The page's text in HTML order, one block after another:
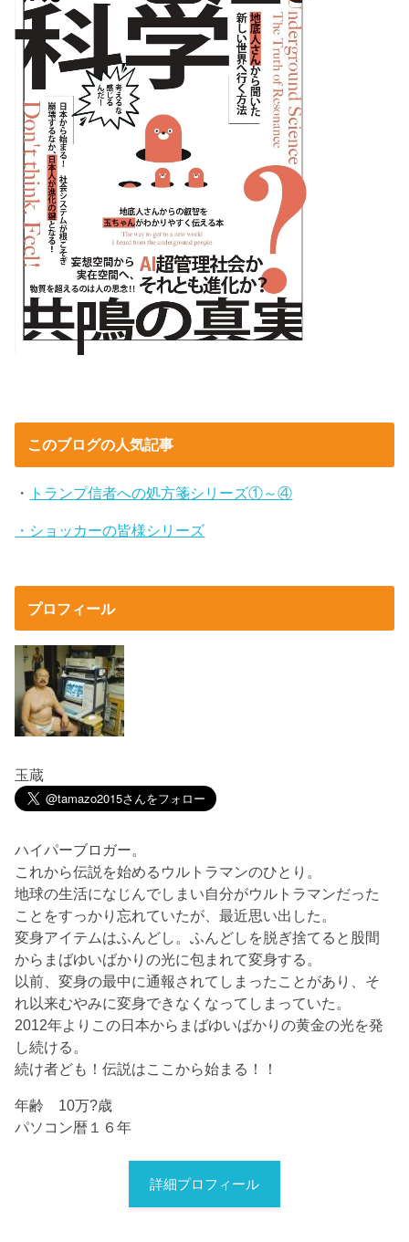
このブログの人気記事
・ トランプ信者への処方箋シリーズ①～④
・ショッカーの皆様シリーズ
プロフィール
玉蔵
ハイパーブロガー。
これから伝説を始めるウルトラマンのひとり。
地球の生活になじんでしまい自分がウルトラマンだった
ことをすっかり忘れていたが、最近思い出した。
変身アイテムはふんどし。ふんどしを脱ぎ捨てると股間
からまばゆいばかりの光に包まれて変身する。
以前、変身の最中に通報されてしまったことがあり、そ
れ以来むやみに変身できなくなってしまっていた。
2012年よりこの日本からまばゆいばかりの黄金の光を発
し続ける。
続け者ども！伝説はここから始まる！！
年齢 10万?歳
パソコン暦１６年
詳細プロフィール